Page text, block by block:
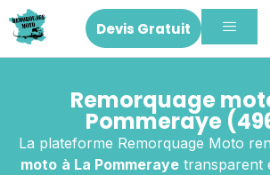
Devis Gratuit
Remorquage
Pommeraye
La plateforme Remorquage Moto
moto à La Pommeraye transparent